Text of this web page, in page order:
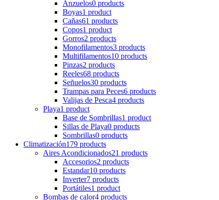
Anzuelos0 products
Boyas1 product
Cañas61 products
Copos1 product
Gorros2 products
Monofilamentos3 products
Multifilamentos10 products
Pinzas2 products
Reeles68 products
Señuelos30 products
Trampas para Peces6 products
Valijas de Pesca4 products
Playa1 product
Base de Sombrillas1 product
Sillas de Playa0 products
Sombrillas0 products
Climatización179 products
Aires Acondicionados21 products
Accesorios2 products
Estandar10 products
Inverter7 products
Portátiles1 product
Bombas de calor4 products